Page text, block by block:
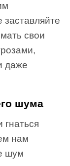
свои
даже
шума
нам
шум